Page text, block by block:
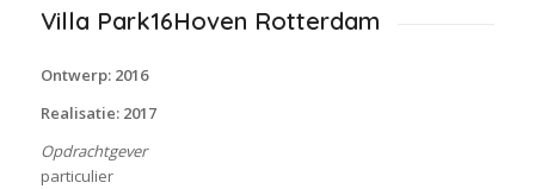
Villa Park16Hoven Rotterdam
Ontwerp: 2016
Realisatie: 2017
Opdrachtgever
particulier